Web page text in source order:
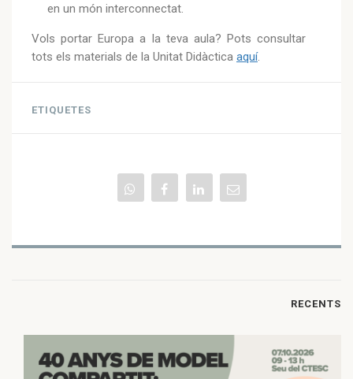
en un món interconnectat.
Vols portar Europa a la teva aula? Pots consultar
tots els materials de la Unitat Didàctica aquí.
ETIQUETES
RECENTS